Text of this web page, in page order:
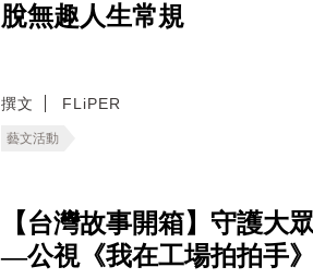
脫無趣人生常規
撰文 FLiPER
藝文活動
【台灣故事開箱】守護大
—公視《我在工場拍拍手》